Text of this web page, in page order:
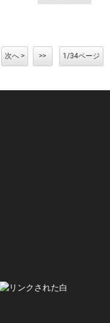
次へ > >> 1/34ページ